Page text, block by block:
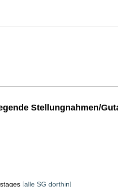
Stellungnahmen/
[alle SG dorthin]